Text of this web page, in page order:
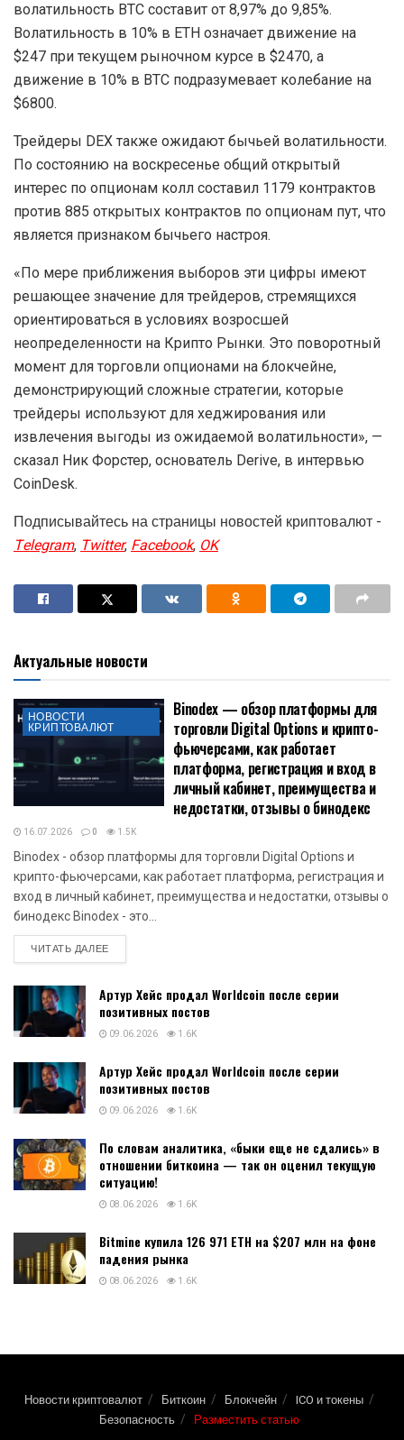
волатильность BTC составит от 8,97% до 9,85%.
Волатильность в 10% в ETH означает движение на
$247 при текущем рыночном курсе в $2470, а
движение в 10% в BTC подразумевает колебание на
$6800.
Трейдеры DEX также ожидают бычьей волатильности.
По состоянию на воскресенье общий открытый
интерес по опционам колл составил 1179 контрактов
против 885 открытых контрактов по опционам пут, что
является признаком бычьего настроя.
«По мере приближения выборов эти цифры имеют
решающее значение для трейдеров, стремящихся
ориентироваться в условиях возросшей
неопределенности на Криптo Рынки. Это поворотный
момент для торговли опционами на блокчейне,
демонстрирующий сложные стратегии, которые
трейдеры используют для хеджирования или
извлечения выгоды из ожидаемой волатильности», —
сказал Ник Форстер, основатель Derive, в интервью
CoinDesk.
Подписывайтесь на страницы новостей криптовалют -
Telegram,Twitter,Facebook,OK
Актуальные новости
НОВОСТИ
КРИПТОВАЛЮТ
Binodex — обзор платформы для
торговли Digital Options и крипто-
фьючерсами, как работает
платформа, регистрация и вход в
личный кабинет, преимущества и
недостатки, отзывы о бинодекс
16.07.2026 0 1.5K
Binodex - обзор платформы для торговли Digital Options и
крипто-фьючерсами, как работает платформа, регистрация и
вход в личный кабинет, преимущества и недостатки, отзывы о
бинодекс Binodex - это...
ЧИТАТЬ ДАЛЕЕDETAILS
Артур Хейс продал Worldcoin после серии
позитивных постов
09.06.2026 1.6K
Артур Хейс продал Worldcoin после серии
позитивных постов
09.06.2026 1.6K
По словам аналитика, «быки еще не сдались» в
отношении биткоина — так он оценил текущую
ситуацию!
08.06.2026 1.6K
Bitmine купила 126 971 ETH на $207 млн на фоне
падения рынка
08.06.2026 1.6K
Новости криптовалют Биткоин Блокчейн
ICO и токены
Безопасность
Разместить статью